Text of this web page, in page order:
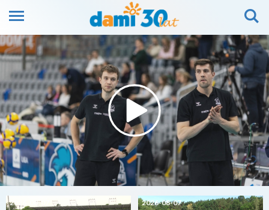
2026-08-07 2026-08-07